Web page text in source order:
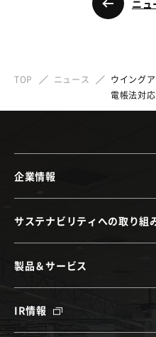
ニュ
TOP ニュース
ウイング
電帳法対
企業情報
サステナビリティへの取り組
製品＆サービス
IR情報